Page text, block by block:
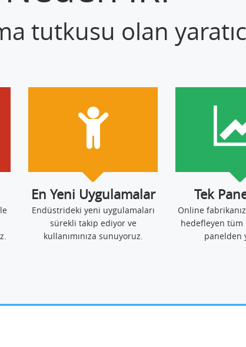
tutkusu olan
En Yeni Uygulamalar
Endüstrideki yeni uygulamaları
sürekli takip ediyor ve
kullanımınıza sunuyoruz.
Tek
Online
hedefleyen
panelden